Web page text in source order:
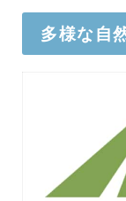
多様な自